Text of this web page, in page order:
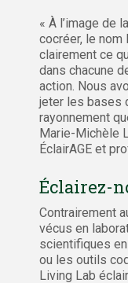
« À l’image de
cocréer, le nom
clairement ce
dans chacune
action. Nous
jeter les bases
rayonnement
Marie-Michèle
ÉclairAGE et
Éclairez-
Contrairement
vécus en
scientifiques
ou les outils
Living Lab